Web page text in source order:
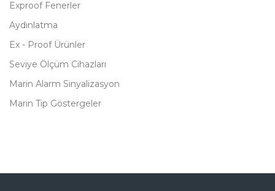
Exproof Fenerler
Aydınlatma
Ex - Proof Ürünler
Seviye Ölçüm Cihazları
Marin Alarm Sinyalizasyon
Marin Tip Göstergeler